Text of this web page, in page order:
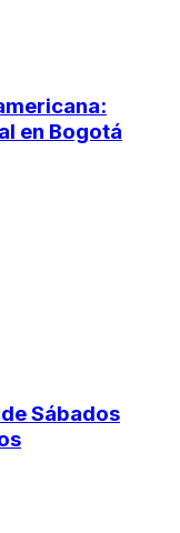
en Bogotá
Sábados